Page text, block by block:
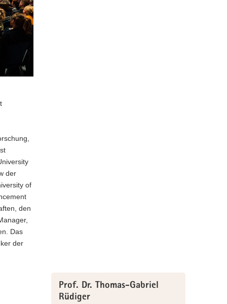
der
of
den
Das
der
Prof. Dr. Thomas-Gabriel
Rüdiger